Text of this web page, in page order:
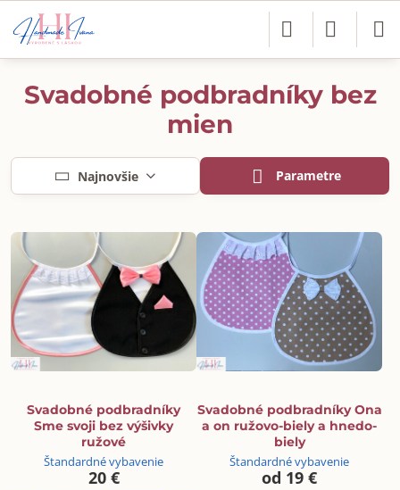
Svadobné podbradníky bez
mien
Najnovšie Parametre
Svadobné podbradníky
Sme svoji bez výšivky
ružové
Štandardné vybavenie
20 €
Svadobné podbradníky Ona
a on ružovo-biely a hnedo-
biely
Štandardné vybavenie
od 19 €